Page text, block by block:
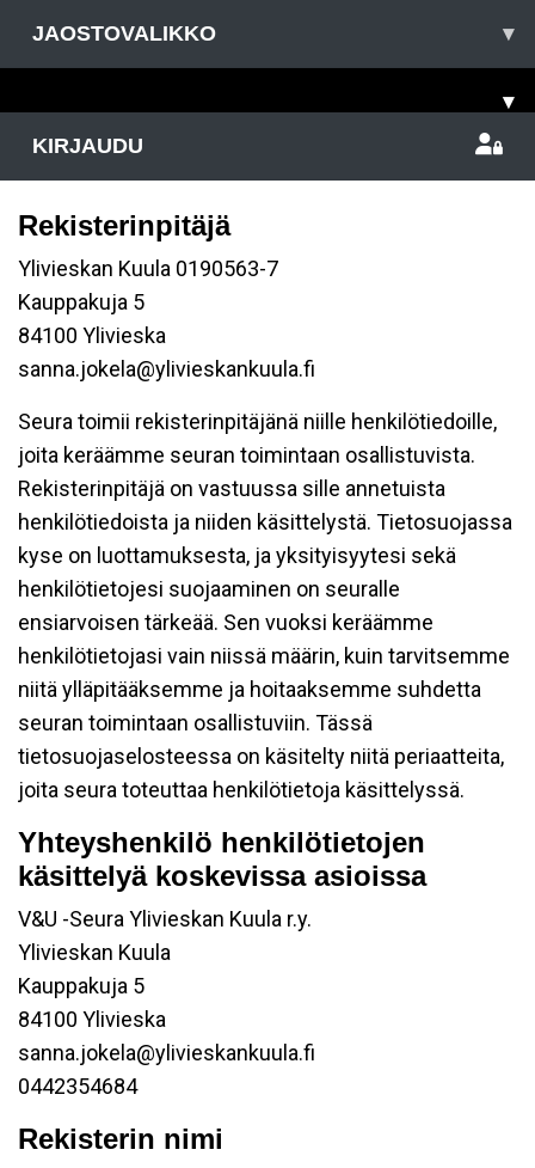
JAOSTOVALIKKO ▾
▾
KIRJAUDU
Rekisterinpitäjä
Ylivieskan Kuula 0190563-7
Kauppakuja 5
84100 Ylivieska
sanna.jokela@ylivieskankuula.fi
Seura toimii rekisterinpitäjänä niille henkilötiedoille,
joita keräämme seuran toimintaan osallistuvista.
Rekisterinpitäjä on vastuussa sille annetuista
henkilötiedoista ja niiden käsittelystä. Tietosuojassa
kyse on luottamuksesta, ja yksityisyytesi sekä
henkilötietojesi suojaaminen on seuralle
ensiarvoisen tärkeää. Sen vuoksi keräämme
henkilötietojasi vain niissä määrin, kuin tarvitsemme
niitä ylläpitääksemme ja hoitaaksemme suhdetta
seuran toimintaan osallistuviin. Tässä
tietosuojaselosteessa on käsitelty niitä periaatteita,
joita seura toteuttaa henkilötietoja käsittelyssä.
Yhteyshenkilö henkilötietojen
käsittelyä koskevissa asioissa
V&U -Seura Ylivieskan Kuula r.y.
Ylivieskan Kuula
Kauppakuja 5
84100 Ylivieska
sanna.jokela@ylivieskankuula.fi
0442354684
Rekisterin nimi